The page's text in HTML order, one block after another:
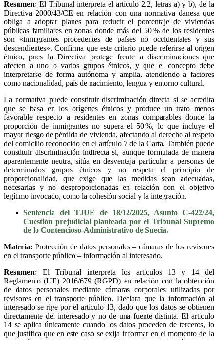
Resumen: El Tribunal interpreta el artículo 2.2, letras a) y b), de la
Directiva 2000/43/CE en relación con una normativa danesa que
obliga a adoptar planes para reducir el porcentaje de viviendas
públicas familiares en zonas donde más del 50 % de los residentes
son «inmigrantes procedentes de países no occidentales y sus
descendientes». Confirma que este criterio puede referirse al origen
étnico, pues la Directiva protege frente a discriminaciones que
afecten a uno o varios grupos étnicos, y que el concepto debe
interpretarse de forma autónoma y amplia, atendiendo a factores
como nacionalidad, país de nacimiento, lengua y entorno cultural.
La normativa puede constituir discriminación directa si se acredita
que se basa en los orígenes étnicos y produce un trato menos
favorable respecto a residentes en zonas comparables donde la
proporción de inmigrantes no supera el 50 %, lo que incluye el
mayor riesgo de pérdida de vivienda, afectando al derecho al respeto
del domicilio reconocido en el artículo 7 de la Carta. También puede
constituir discriminación indirecta si, aunque formulada de manera
aparentemente neutra, sitúa en desventaja particular a personas de
determinados grupos étnicos y no respeta el principio de
proporcionalidad, que exige que las medidas sean adecuadas,
necesarias y no desproporcionadas en relación con el objetivo
legítimo invocado, como la cohesión social y la integración.
Sentencia del TJUE de 18/12/2025, Asunto C-422/24,
Cuestión prejudicial planteada por el Tribunal Supremo
de lo Contencioso-Administrativo de Suecia.
Materia: Protección de datos personales – cámaras de los revisores
en el transporte público – información al interesado.
Resumen: El Tribunal interpreta los artículos 13 y 14 del
Reglamento (UE) 2016/679 (RGPD) en relación con la obtención
de datos personales mediante cámaras corporales utilizadas por
revisores en el transporte público. Declara que la información al
interesado se rige por el artículo 13, dado que los datos se obtienen
directamente del interesado y no de una fuente distinta. El artículo
14 se aplica únicamente cuando los datos proceden de terceros, lo
que justifica que en este caso se exija informar en el momento de la